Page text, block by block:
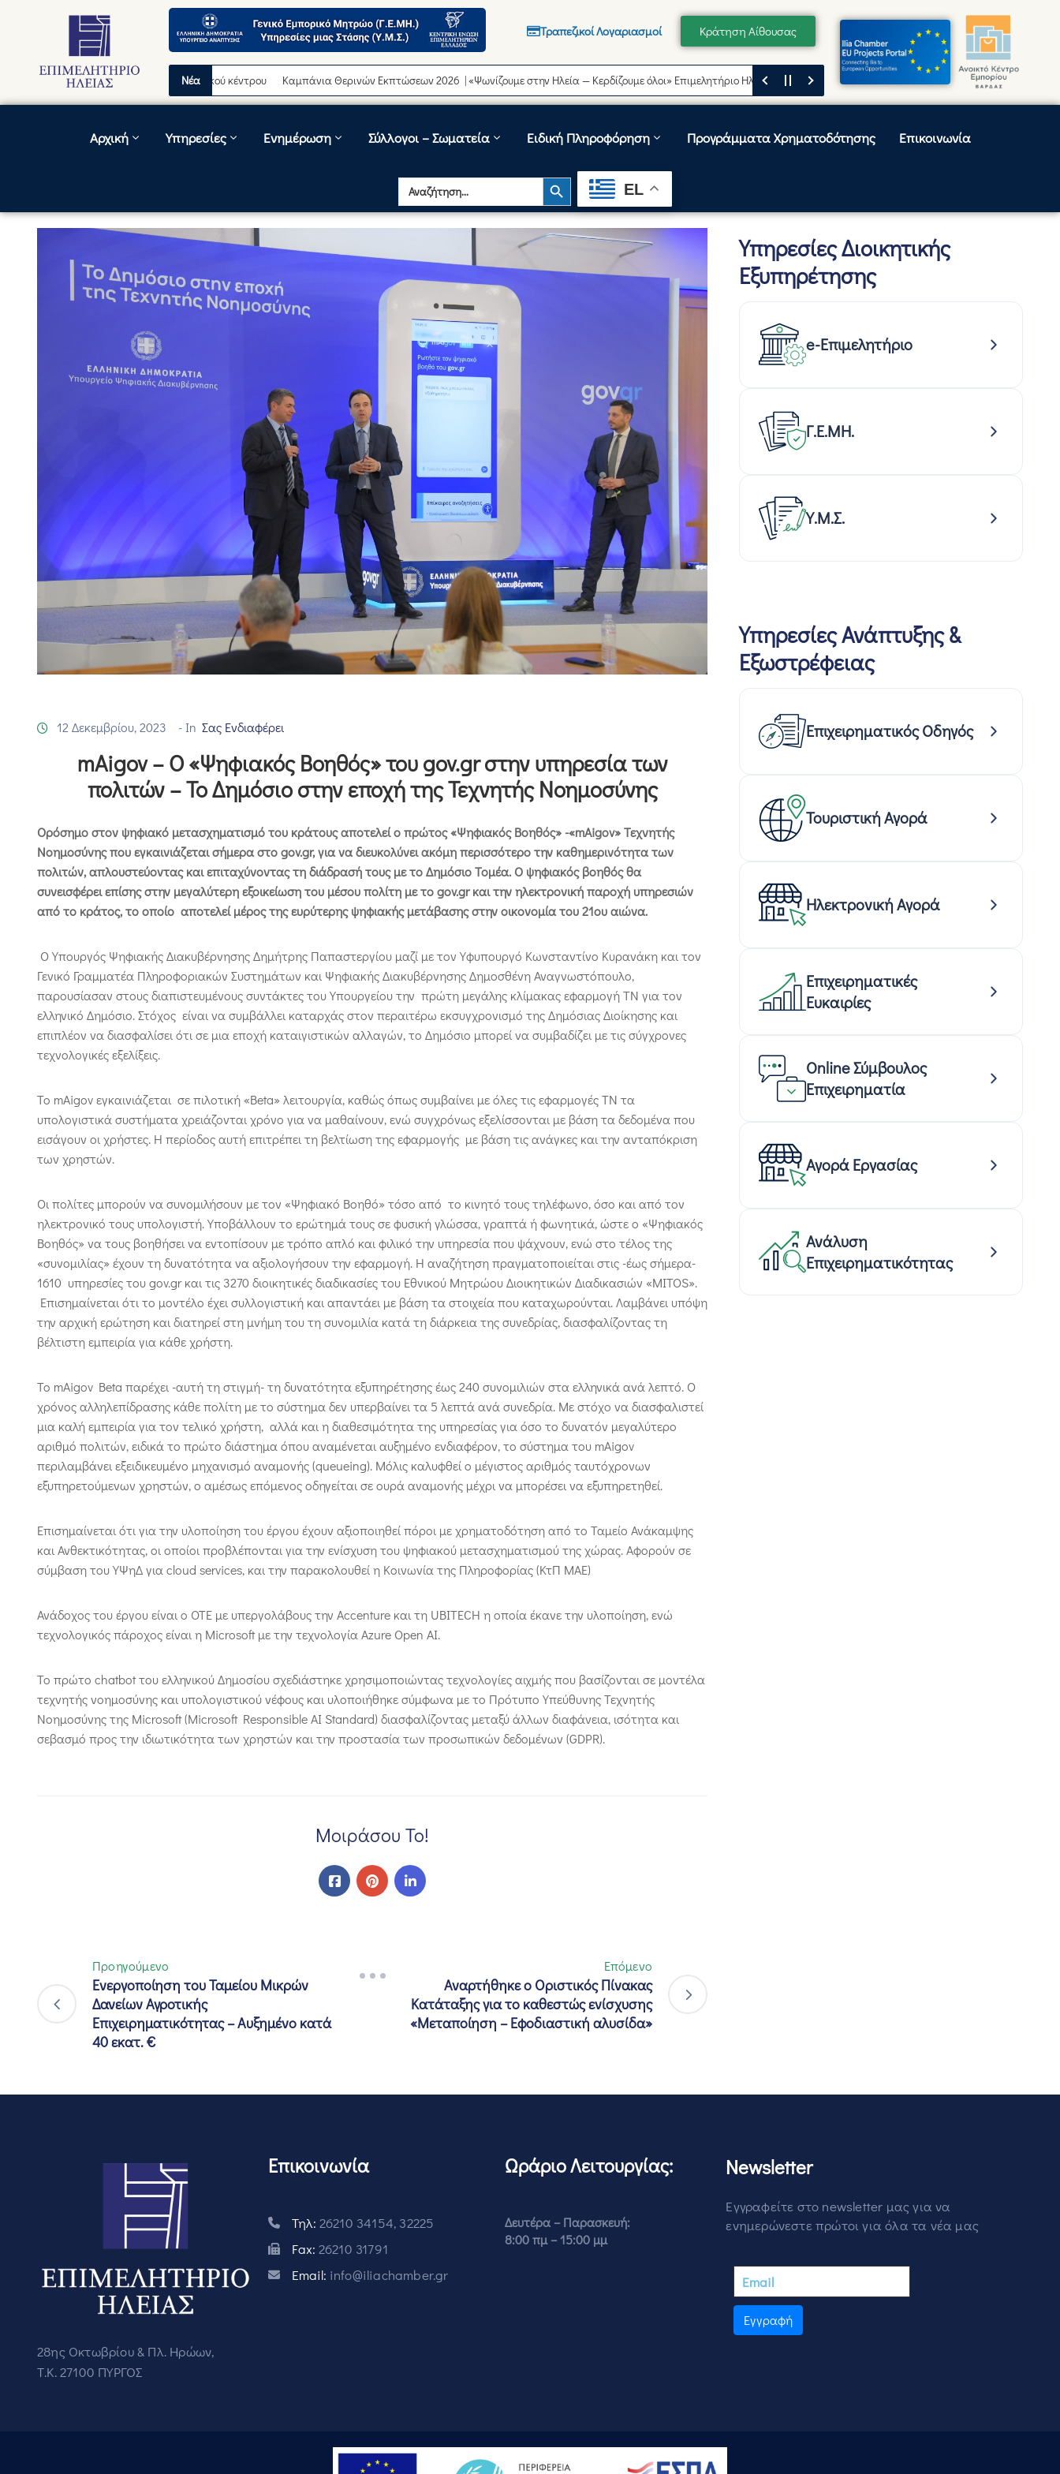
Τραπεζικοί Λογαριασμοί Κράτηση Αίθουσας
Νέα
διακοπή λειτουργίας τηλεφωνικού κέντρου Καμπάνια Θερινών Εκπτώσεων 2026 | «Ψωνίζουμε στην Ηλεία — Κερδίζουμε όλοι» Επιμελητήριο Ηλείας Μήνυμα του Προέδρου του Επιμελητηρίου Ηλείας,
Αρχική Υπηρεσίες Ενημέρωση Σύλλογοι – Σωματεία Ειδική Πληροφόρηση Προγράμματα Χρηματοδότησης Επικοινωνία
Search
for:
Search Button
EL
12 Δεκεμβρίου, 2023 - In Σας Ενδιαφέρει
mAigov – O «Ψηφιακός Βοηθός» του gov.gr στην υπηρεσία των
πολιτών – Το Δημόσιο στην εποχή της Τεχνητής Νοημοσύνης
Ορόσημο στον ψηφιακό μετασχηματισμό του κράτους αποτελεί ο πρώτος «Ψηφιακός Βοηθός» -«mAigov» Τεχνητής
Νοημοσύνης που εγκαινιάζεται σήμερα στο gov.gr, για να διευκολύνει ακόμη περισσότερο την καθημερινότητα των
πολιτών, απλουστεύοντας και επιταχύνοντας τη διάδρασή τους με το Δημόσιο Τομέα. Ο ψηφιακός βοηθός θα
συνεισφέρει επίσης στην μεγαλύτερη εξοικείωση του μέσου πολίτη με το gov.gr και την ηλεκτρονική παροχή υπηρεσιών
από το κράτος, το οποίο αποτελεί μέρος της ευρύτερης ψηφιακής μετάβασης στην οικονομία του 21ου αιώνα.
Ο Υπουργός Ψηφιακής Διακυβέρνησης Δημήτρης Παπαστεργίου μαζί με τον Υφυπουργό Κωνσταντίνο Κυρανάκη και τον
Γενικό Γραμματέα Πληροφοριακών Συστημάτων και Ψηφιακής Διακυβέρνησης Δημοσθένη Αναγνωστόπουλο,
παρουσίασαν στους διαπιστευμένους συντάκτες του Υπουργείου την πρώτη μεγάλης κλίμακας εφαρμογή ΤΝ για τον
ελληνικό Δημόσιο. Στόχος είναι να συμβάλλει καταρχάς στον περαιτέρω εκσυγχρονισμό της Δημόσιας Διοίκησης και
επιπλέον να διασφαλίσει ότι σε μια εποχή καταιγιστικών αλλαγών, το Δημόσιο μπορεί να συμβαδίζει με τις σύγχρονες
τεχνολογικές εξελίξεις.
Το mAigov εγκαινιάζεται σε πιλοτική «Beta» λειτουργία, καθώς όπως συμβαίνει με όλες τις εφαρμογές ΤΝ τα
υπολογιστικά συστήματα χρειάζονται χρόνο για να μαθαίνουν, ενώ συγχρόνως εξελίσσονται με βάση τα δεδομένα που
εισάγουν οι χρήστες. H περίοδος αυτή επιτρέπει τη βελτίωση της εφαρμογής με βάση τις ανάγκες και την ανταπόκριση
των χρηστών.
Οι πολίτες μπορούν να συνομιλήσουν με τον «Ψηφιακό Βοηθό» τόσο από το κινητό τους τηλέφωνο, όσο και από τον
ηλεκτρονικό τους υπολογιστή. Υποβάλλουν το ερώτημά τους σε φυσική γλώσσα, γραπτά ή φωνητικά, ώστε ο «Ψηφιακός
Βοηθός» να τους βοηθήσει να εντοπίσουν με τρόπο απλό και φιλικό την υπηρεσία που ψάχνουν, ενώ στο τέλος της
«συνομιλίας» έχουν τη δυνατότητα να αξιολογήσουν την εφαρμογή. Η αναζήτηση πραγματοποιείται στις -έως σήμερα-
1610 υπηρεσίες του gov.gr και τις 3270 διοικητικές διαδικασίες του Εθνικού Μητρώου Διοικητικών Διαδικασιών «MITOS».
Επισημαίνεται ότι το μοντέλο έχει συλλογιστική και απαντάει με βάση τα στοιχεία που καταχωρούνται. Λαμβάνει υπόψη
την αρχική ερώτηση και διατηρεί στη μνήμη του τη συνομιλία κατά τη διάρκεια της συνεδρίας, διασφαλίζοντας τη
βέλτιστη εμπειρία για κάθε χρήστη.
Το mAigov Beta παρέχει -αυτή τη στιγμή- τη δυνατότητα εξυπηρέτησης έως 240 συνομιλιών στα ελληνικά ανά λεπτό. O
χρόνος αλληλεπίδρασης κάθε πολίτη με το σύστημα δεν υπερβαίνει τα 5 λεπτά ανά συνεδρία. Με στόχο να διασφαλιστεί
μια καλή εμπειρία για τον τελικό χρήστη, αλλά και η διαθεσιμότητα της υπηρεσίας για όσο το δυνατόν μεγαλύτερο
αριθμό πολιτών, ειδικά το πρώτο διάστημα όπου αναμένεται αυξημένο ενδιαφέρον, το σύστημα του mAigov
περιλαμβάνει εξειδικευμένο μηχανισμό αναμονής (queueing). Μόλις καλυφθεί ο μέγιστος αριθμός ταυτόχρονων
εξυπηρετούμενων χρηστών, ο αμέσως επόμενος οδηγείται σε ουρά αναμονής μέχρι να μπορέσει να εξυπηρετηθεί.
Επισημαίνεται ότι για την υλοποίηση του έργου έχουν αξιοποιηθεί πόροι με χρηματοδότηση από το Ταμείο Ανάκαμψης
και Ανθεκτικότητας, οι οποίοι προβλέπονται για την ενίσχυση του ψηφιακού μετασχηματισμού της χώρας. Αφορούν σε
σύμβαση του ΥΨηΔ για cloud services, και την παρακολουθεί η Κοινωνία της Πληροφορίας (ΚτΠ ΜΑΕ)
Ανάδοχος του έργου είναι ο ΟΤΕ με υπεργολάβους την Accenture και τη UBITECH η οποία έκανε την υλοποίηση, ενώ
τεχνολογικός πάροχος είναι η Microsoft με την τεχνολογία Azure Open AI.
Το πρώτο chatbot του ελληνικού Δημοσίου σχεδιάστηκε χρησιμοποιώντας τεχνολογίες αιχμής που βασίζονται σε μοντέλα
τεχνητής νοημοσύνης και υπολογιστικού νέφους και υλοποιήθηκε σύμφωνα με το Πρότυπο Υπεύθυνης Τεχνητής
Νοημοσύνης της Microsoft (Microsoft Responsible AI Standard) διασφαλίζοντας μεταξύ άλλων διαφάνεια, ισότητα και
σεβασμό προς την ιδιωτικότητα των χρηστών και την προστασία των προσωπικών δεδομένων (GDPR).
Μοιράσου Το!
Προηγούμενο
Ενεργοποίηση του Ταμείου Μικρών
Δανείων Αγροτικής
Επιχειρηματικότητας – Αυξημένο κατά
40 εκατ. €
Επόμενο
Αναρτήθηκε ο Οριστικός Πίνακας
Κατάταξης για το καθεστώς ενίσχυσης
«Μεταποίηση – Εφοδιαστική αλυσίδα»
Υπηρεσίες Διοικητικής
Εξυπηρέτησης
e-Επιμελητήριο
Γ.Ε.ΜΗ.
Υ.Μ.Σ.
Υπηρεσίες Ανάπτυξης &
Εξωστρέφειας
Επιχειρηματικός Οδηγός
Τουριστική Αγορά
Ηλεκτρονική Αγορά
Επιχειρηματικές
Ευκαιρίες
Online Σύμβουλος
Επιχειρηματία
Αγορά Εργασίας
Ανάλυση
Επιχειρηματικότητας
28ης Οκτωβρίου & Πλ. Ηρώων,
Τ.Κ. 27100 ΠΥΡΓΟΣ
Επικοινωνία
Τηλ: 26210 34154, 32225
Fax: 26210 31791
Email: info@iliachamber.gr
Ωράριο Λειτουργίας:
Δευτέρα – Παρασκευή:
8:00 πμ – 15:00 μμ
Newsletter
Εγγραφείτε στο newsletter μας για να
ενημερώνεστε πρώτοι για όλα τα νέα μας
Εγγραφή